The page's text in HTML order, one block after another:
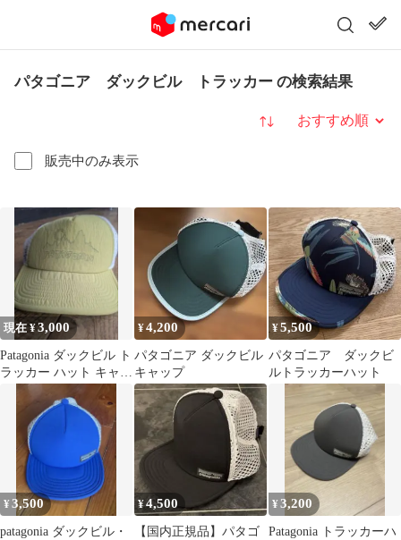
パタゴニア ダックビル トラッカー の検索結果
販売中のみ表示
並び替え
現在 ¥3,000
Patagonia ダックビル ト
ラッカー ハット キャッ
¥4,200
パタゴニア ダックビル
キャップ
¥5,500
パタゴニア ダックビ
ルトラッカーハット
¥3,500
patagonia ダックビル・
¥4,500
【国内正規品】パタゴ
¥3,200
Patagonia トラッカーハ